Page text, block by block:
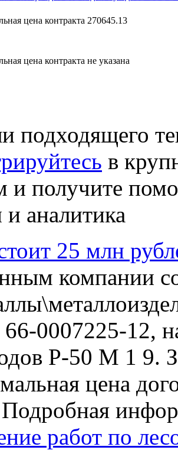
цена контракта 270645.13
цена контракта не указана
подходящего
в
и получите
аналитика
25 млн
компании
0007225-12,
Р-50 М 1 9.
цена
работ по